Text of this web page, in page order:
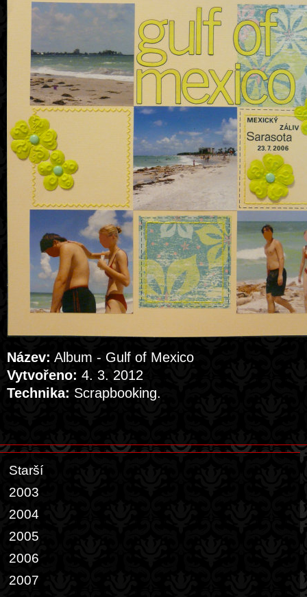
Název: Album - Gulf of Mexico
Vytvořeno: 4. 3. 2012
Technika: Scrapbooking.
Starší
2003
2004
2005
2006
2007